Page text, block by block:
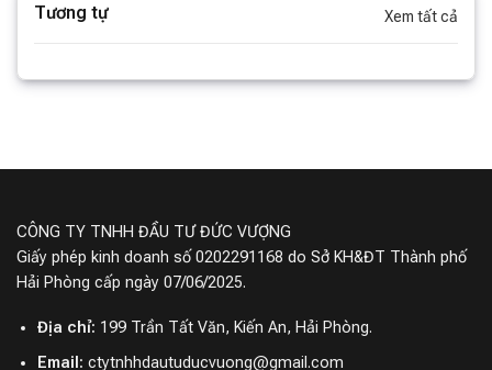
Tương tự Xem tất cả
CÔNG TY TNHH ĐẦU TƯ ĐỨC VƯỢNG
Giấy phép kinh doanh số 0202291168 do Sở KH&ĐT Thành phố
Hải Phòng cấp ngày 07/06/2025.
Địa chỉ: 199 Trần Tất Văn, Kiến An, Hải Phòng.
Email: ctytnhhdautuducvuong@gmail.com